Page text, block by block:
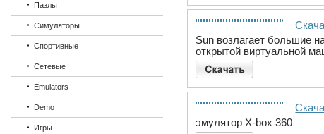
Пазлы
Симуляторы
Спортивные
Сетевые
Emulators
Demo
Игры
Sun возлагает большие
открытой виртуальной
эмулятор X-box 360